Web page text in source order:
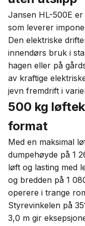
Jansen HL-500E
som leverer
Den elektriske
innendørs bruk i
hagen eller på
av kraftige
jevn fremdrift i
500 kg
format
Med en maksimal
dumpehøyde på 1
løft og lasting med
og bredden på 1
operere i trange
Styrevinkelen på
3,0 m gir